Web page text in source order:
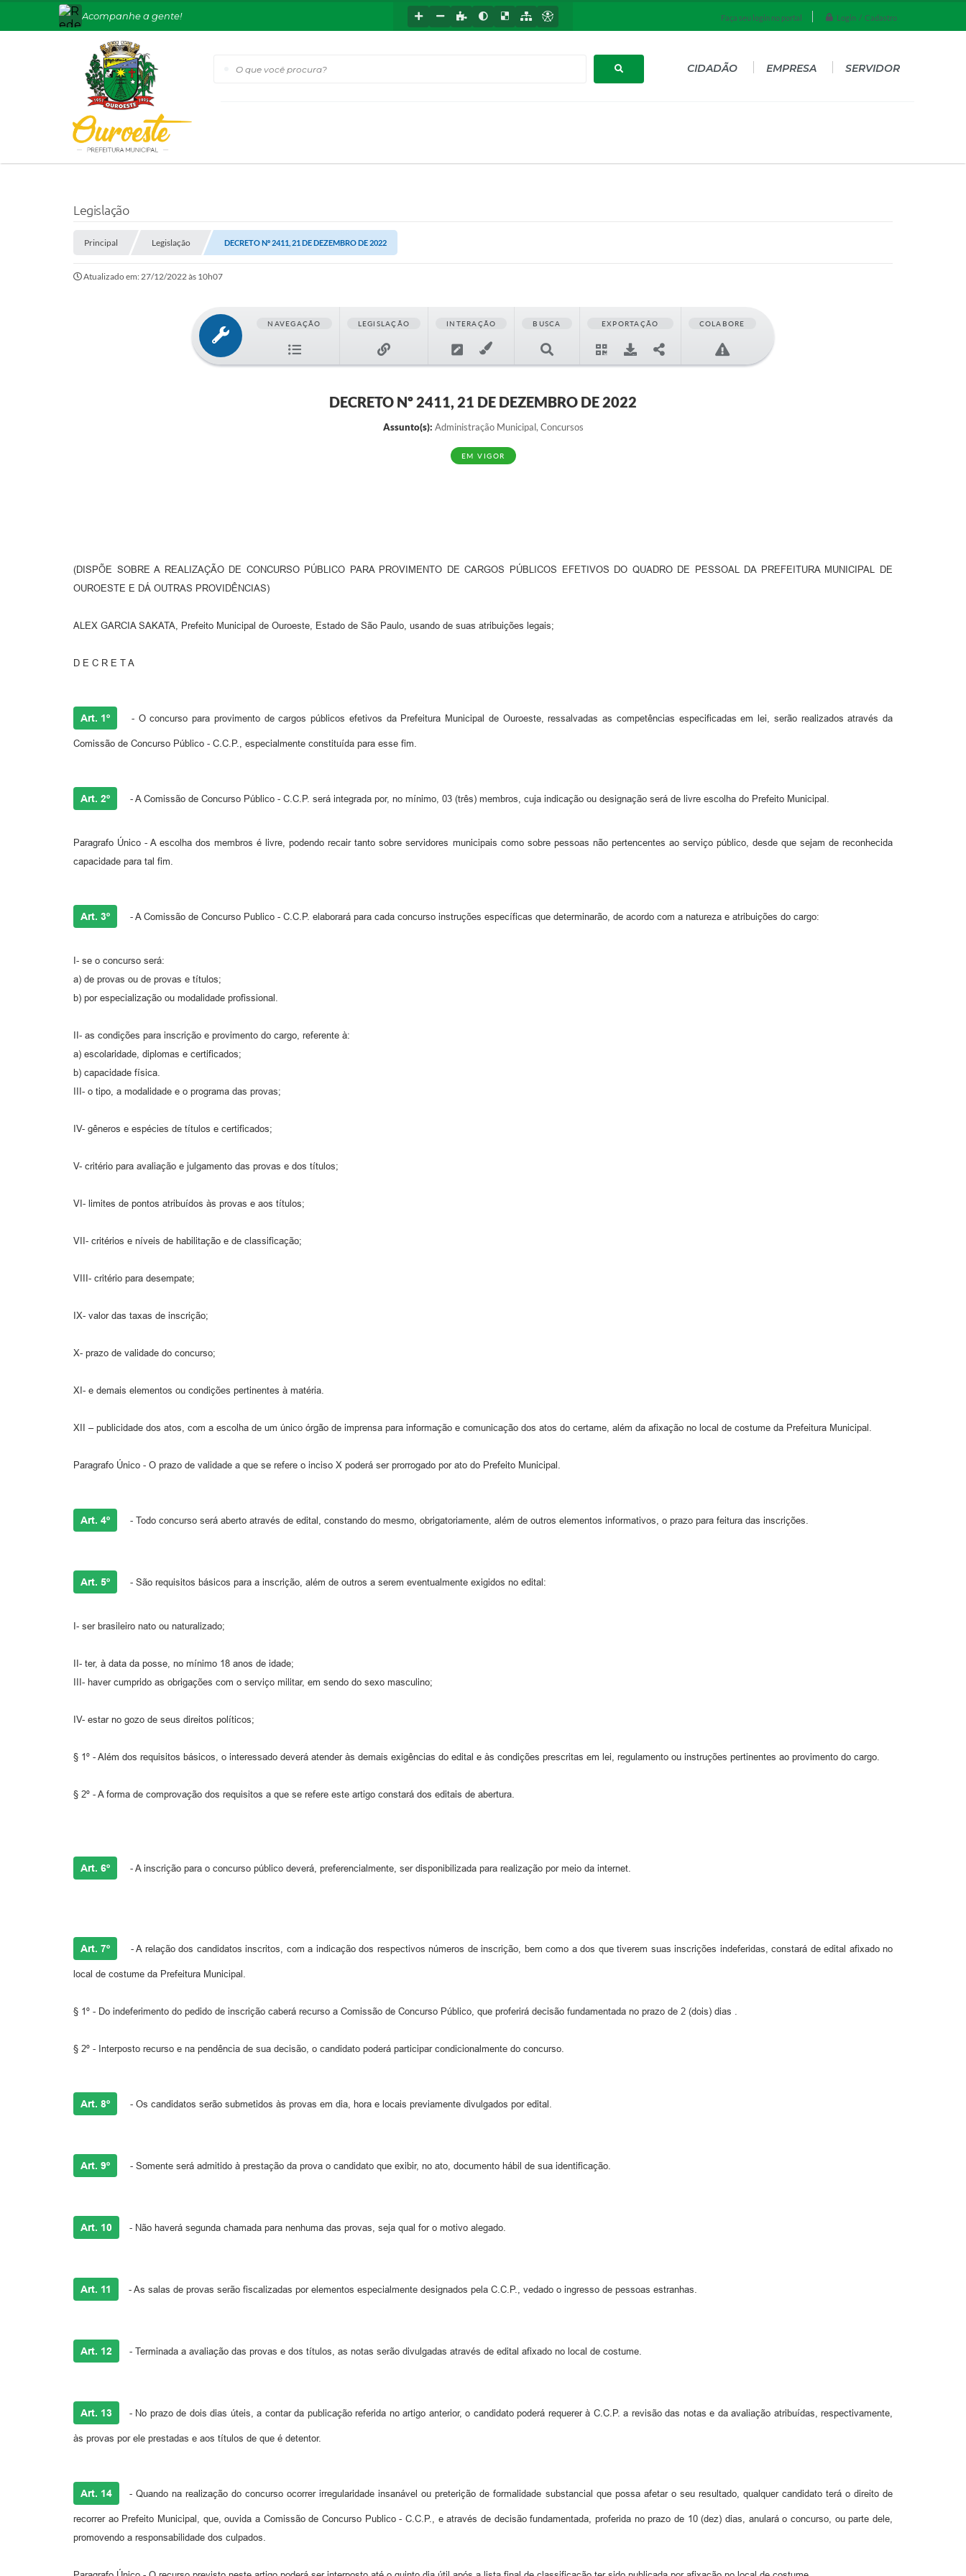
Faça seu login no portal Login / Cadastro
O que você procura?
Acompanhe a gente!
CIDADÃO EMPRESA SERVIDOR
Legislação
Principal Legislação DECRETO Nº 2411, 21 DE DEZEMBRO DE 2022
Atualizado em: 27/12/2022 às 10h07
NAVEGAÇÃO LEGISLAÇÃO INTERAÇÃO BUSCA EXPORTAÇÃO COLABORE
DECRETO Nº 2411, 21 DE DEZEMBRO DE 2022
Assunto(s): Administração Municipal, Concursos
EM VIGOR
(DISPÕE SOBRE A REALIZAÇÃO DE CONCURSO PÚBLICO PARA PROVIMENTO DE CARGOS PÚBLICOS EFETIVOS DO QUADRO DE PESSOAL DA PREFEITURA MUNICIPAL DE
OUROESTE E DÁ OUTRAS PROVIDÊNCIAS)
ALEX GARCIA SAKATA, Prefeito Municipal de Ouroeste, Estado de São Paulo, usando de suas atribuições legais;
D E C R E T A
Art. 1º - O concurso para provimento de cargos públicos efetivos da Prefeitura Municipal de Ouroeste, ressalvadas as competências especificadas em lei, serão realizados através da
Comissão de Concurso Público - C.C.P., especialmente constituída para esse fim.
Art. 2º - A Comissão de Concurso Público - C.C.P. será integrada por, no mínimo, 03 (três) membros, cuja indicação ou designação será de livre escolha do Prefeito Municipal.
Paragrafo Único - A escolha dos membros é livre, podendo recair tanto sobre servidores municipais como sobre pessoas não pertencentes ao serviço público, desde que sejam de reconhecida
capacidade para tal fim.
Art. 3º - A Comissão de Concurso Publico - C.C.P. elaborará para cada concurso instruções específicas que determinarão, de acordo com a natureza e atribuições do cargo:
I- se o concurso será:
a) de provas ou de provas e títulos;
b) por especialização ou modalidade profissional.
II- as condições para inscrição e provimento do cargo, referente à:
a) escolaridade, diplomas e certificados;
b) capacidade física.
III- o tipo, a modalidade e o programa das provas;
IV- gêneros e espécies de títulos e certificados;
V- critério para avaliação e julgamento das provas e dos títulos;
VI- limites de pontos atribuídos às provas e aos títulos;
VII- critérios e níveis de habilitação e de classificação;
VIII- critério para desempate;
IX- valor das taxas de inscrição;
X- prazo de validade do concurso;
XI- e demais elementos ou condições pertinentes à matéria.
XII – publicidade dos atos, com a escolha de um único órgão de imprensa para informação e comunicação dos atos do certame, além da afixação no local de costume da Prefeitura Municipal.
Paragrafo Único - O prazo de validade a que se refere o inciso X poderá ser prorrogado por ato do Prefeito Municipal.
Art. 4º - Todo concurso será aberto através de edital, constando do mesmo, obrigatoriamente, além de outros elementos informativos, o prazo para feitura das inscrições.
Art. 5º - São requisitos básicos para a inscrição, além de outros a serem eventualmente exigidos no edital:
I- ser brasileiro nato ou naturalizado;
II- ter, à data da posse, no mínimo 18 anos de idade;
III- haver cumprido as obrigações com o serviço militar, em sendo do sexo masculino;
IV- estar no gozo de seus direitos políticos;
§ 1º - Além dos requisitos básicos, o interessado deverá atender às demais exigências do edital e às condições prescritas em lei, regulamento ou instruções pertinentes ao provimento do cargo.
§ 2º - A forma de comprovação dos requisitos a que se refere este artigo constará dos editais de abertura.
Art. 6º - A inscrição para o concurso público deverá, preferencialmente, ser disponibilizada para realização por meio da internet.
Art. 7º - A relação dos candidatos inscritos, com a indicação dos respectivos números de inscrição, bem como a dos que tiverem suas inscrições indeferidas, constará de edital afixado no
local de costume da Prefeitura Municipal.
§ 1º - Do indeferimento do pedido de inscrição caberá recurso a Comissão de Concurso Público, que proferirá decisão fundamentada no prazo de 2 (dois) dias .
§ 2º - Interposto recurso e na pendência de sua decisão, o candidato poderá participar condicionalmente do concurso.
Art. 8º - Os candidatos serão submetidos às provas em dia, hora e locais previamente divulgados por edital.
Art. 9º - Somente será admitido à prestação da prova o candidato que exibir, no ato, documento hábil de sua identificação.
Art. 10 - Não haverá segunda chamada para nenhuma das provas, seja qual for o motivo alegado.
Art. 11 - As salas de provas serão fiscalizadas por elementos especialmente designados pela C.C.P., vedado o ingresso de pessoas estranhas.
Art. 12 - Terminada a avaliação das provas e dos títulos, as notas serão divulgadas através de edital afixado no local de costume.
Art. 13 - No prazo de dois dias úteis, a contar da publicação referida no artigo anterior, o candidato poderá requerer à C.C.P. a revisão das notas e da avaliação atribuídas, respectivamente,
às provas por ele prestadas e aos títulos de que é detentor.
Art. 14 - Quando na realização do concurso ocorrer irregularidade insanável ou preterição de formalidade substancial que possa afetar o seu resultado, qualquer candidato terá o direito de
recorrer ao Prefeito Municipal, que, ouvida a Comissão de Concurso Publico - C.C.P., e através de decisão fundamentada, proferida no prazo de 10 (dez) dias, anulará o concurso, ou parte dele,
promovendo a responsabilidade dos culpados.